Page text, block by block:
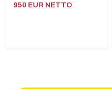
950 EUR NETTO